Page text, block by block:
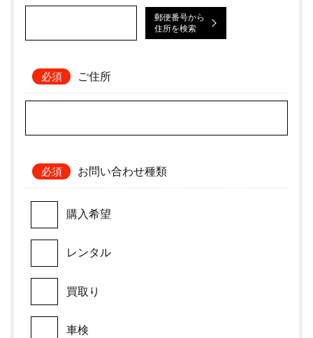
郵便番号から
住所を検索
ご住所
お問い合わせ種類
購入希望
レンタル
買取り
車検